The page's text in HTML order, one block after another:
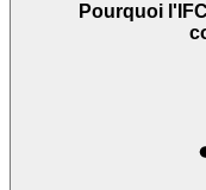
Pourquoi